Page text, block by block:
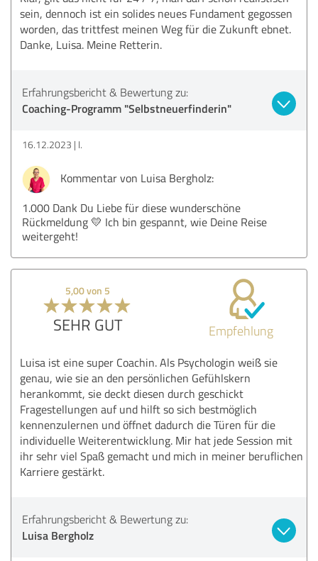
sein, dennoch ist ein solides neues Fundament gegossen
worden, das trittfest meinen Weg für die Zukunft ebnet.
Danke, Luisa. Meine Retterin.
Erfahrungsbericht & Bewertung zu:
Coaching-Programm "Selbstneuerfinderin"
16.12.2023 I.
Kommentar von Luisa Bergholz:
1.000 Dank Du Liebe für diese wunderschöne
Rückmeldung 💛 Ich bin gespannt, wie Deine Reise
weitergeht!
5,00 von 5
SEHR GUT Empfehlung
Luisa ist eine super Coachin. Als Psychologin weiß sie
genau, wie sie an den persönlichen Gefühlskern
herankommt, sie deckt diesen durch geschickt
Fragestellungen auf und hilft so sich bestmöglich
kennenzulernen und öffnet dadurch die Türen für die
individuelle Weiterentwicklung. Mir hat jede Session mit
ihr sehr viel Spaß gemacht und mich in meiner beruflichen
Karriere gestärkt.
Erfahrungsbericht & Bewertung zu:
Luisa Bergholz